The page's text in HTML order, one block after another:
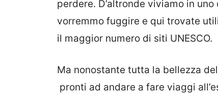
perdere. D’altronde viviamo in
vorremmo fuggire e qui trovate
il maggior numero di siti UNESCO.
Ma nonostante tutta la bellezza
pronti ad andare a fare viaggi